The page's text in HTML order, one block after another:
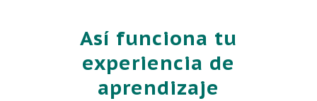
Así funciona tu
experiencia de
aprendizaje